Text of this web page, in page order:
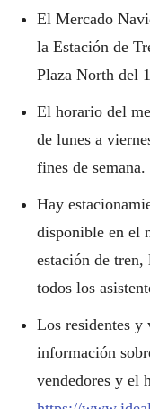
El Mercado
la Estación de
Plaza North del
El horario del
de lunes a
fines de semana.
Hay
disponible en el
estación de tren,
todos los
Los residentes y
información
vendedores y el